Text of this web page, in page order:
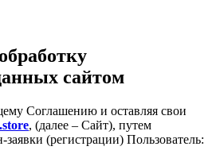
сайтом
Соглашению и оставляя свои
, (далее – Сайт), путем
(регистрации) Пользователь: